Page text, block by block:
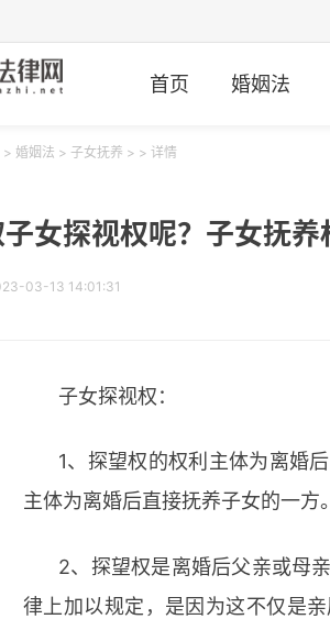
首页 婚姻法
> 婚姻法 > 子女抚养 > > 详情
女探视权呢？子女抚养
03-13 14:01:31
子女探视权：
1、探望权的权利主体为离婚
主体为离婚后直接抚养子女的一方。
2、探望权是离婚后父亲或母
律上加以规定，是因为这不仅是